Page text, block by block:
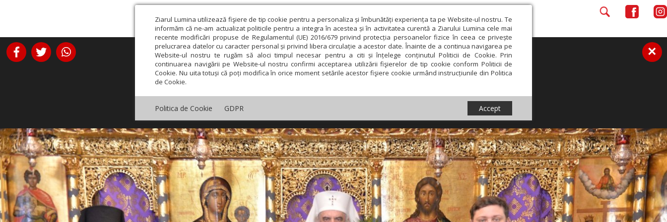
Ziarul Lumina utilizează fişiere de tip cookie pentru a personaliza și îmbunătăți experiența ta pe Website-ul nostru. Te
informăm că ne-am actualizat politicile pentru a integra în acestea și în activitatea curentă a Ziarului Lumina cele mai
recente modificări propuse de Regulamentul (UE) 2016/679 privind protecția persoanelor fizice în ceea ce privește
prelucrarea datelor cu caracter personal și privind libera circulație a acestor date. Înainte de a continua navigarea pe
Website-ul nostru te rugăm să aloci timpul necesar pentru a citi și înțelege conținutul Politicii de Cookie. Prin
continuarea navigării pe Website-ul nostru confirmi acceptarea utilizării fişierelor de tip cookie conform Politicii de
Cookie. Nu uita totuși că poți modifica în orice moment setările acestor fişiere cookie urmând instrucțiunile din Politica
de Cookie.
Politica de Cookie GDPR Accept
×